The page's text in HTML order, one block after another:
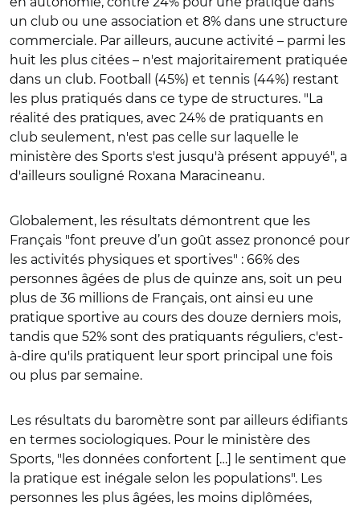
un club ou une association et 8% dans une structure
commerciale. Par ailleurs, aucune activité – parmi les
huit les plus citées – n'est majoritairement pratiquée
dans un club. Football (45%) et tennis (44%) restant
les plus pratiqués dans ce type de structures. "La
réalité des pratiques, avec 24% de pratiquants en
club seulement, n'est pas celle sur laquelle le
ministère des Sports s'est jusqu'à présent appuyé", a
d'ailleurs souligné Roxana Maracineanu.
Globalement, les résultats démontrent que les
Français "font preuve d’un goût assez prononcé pour
les activités physiques et sportives" : 66% des
personnes âgées de plus de quinze ans, soit un peu
plus de 36 millions de Français, ont ainsi eu une
pratique sportive au cours des douze derniers mois,
tandis que 52% sont des pratiquants réguliers, c'est-
à-dire qu'ils pratiquent leur sport principal une fois
ou plus par semaine.
Les résultats du baromètre sont par ailleurs édifiants
en termes sociologiques. Pour le ministère des
Sports, "les données confortent […] le sentiment que
la pratique est inégale selon les populations". Les
personnes les plus âgées, les moins diplômées,